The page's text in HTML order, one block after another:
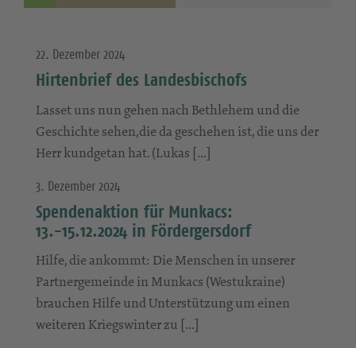
22. Dezember 2024
Hirtenbrief des Landesbischofs
Lasset uns nun gehen nach Bethlehem und die
Geschichte sehen,die da geschehen ist, die uns der
Herr kundgetan hat. (Lukas […]
3. Dezember 2024
Spendenaktion für Munkacs:
13.-15.12.2024 in Fördergersdorf
Hilfe, die ankommt: Die Menschen in unserer
Partnergemeinde in Munkacs (Westukraine)
brauchen Hilfe und Unterstützung um einen
weiteren Kriegswinter zu […]